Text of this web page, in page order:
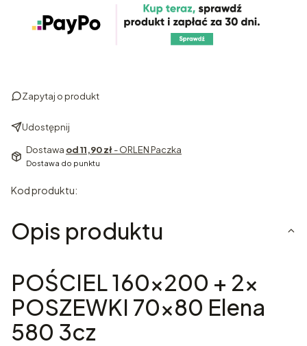
Zapytaj o produkt
Udostępnij
Dostawa od 11,90 zł- ORLEN Paczka
Dostawa do punktu
Kod produktu:
Opis produktu
POŚCIEL 160x200 + 2x
POSZEWKI 70x80 Elena
580 3cz